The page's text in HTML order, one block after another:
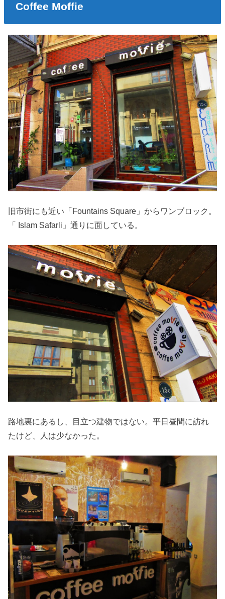
Coffee Moffie
旧市街にも近い「Fountains Square」からワンブロック。
「 Islam Safarli」通りに面している。
路地裏にあるし、目立つ建物ではない。平日昼間に訪れ
たけど、人は少なかった。